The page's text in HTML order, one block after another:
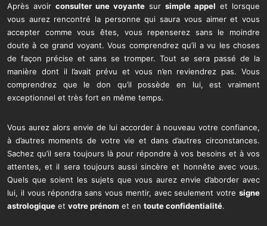
Après avoir consulter une voyante sur simple appel et lorsque
vous aurez rencontré la personne qui saura vous aimer et vous
accepter comme vous êtes, vous repenserez sans le moindre
doute à ce grand voyant. Vous comprendrez qu’il a vu les choses
de façon précise et sans se tromper. Tout se sera passé de la
manière dont il l’avait prévu et vous n’en reviendrez pas. Vous
comprendrez que le don qu’il possède en lui, est vraiment
exceptionnel et très fort en même temps.
Vous aurez alors envie de lui accorder à nouveau votre confiance,
à d’autres moments de votre vie et dans d’autres circonstances.
Sachez qu’il sera toujours là pour répondre à vos besoins et à vos
attentes, et il sera toujours aussi sincère et honnête avec vous.
Quels que soient les sujets que vous aurez envie d’aborder avec
lui, il vous répondra sans vous mentir, avec seulement votre signe
astrologique et votre prénom et en toute confidentialité.